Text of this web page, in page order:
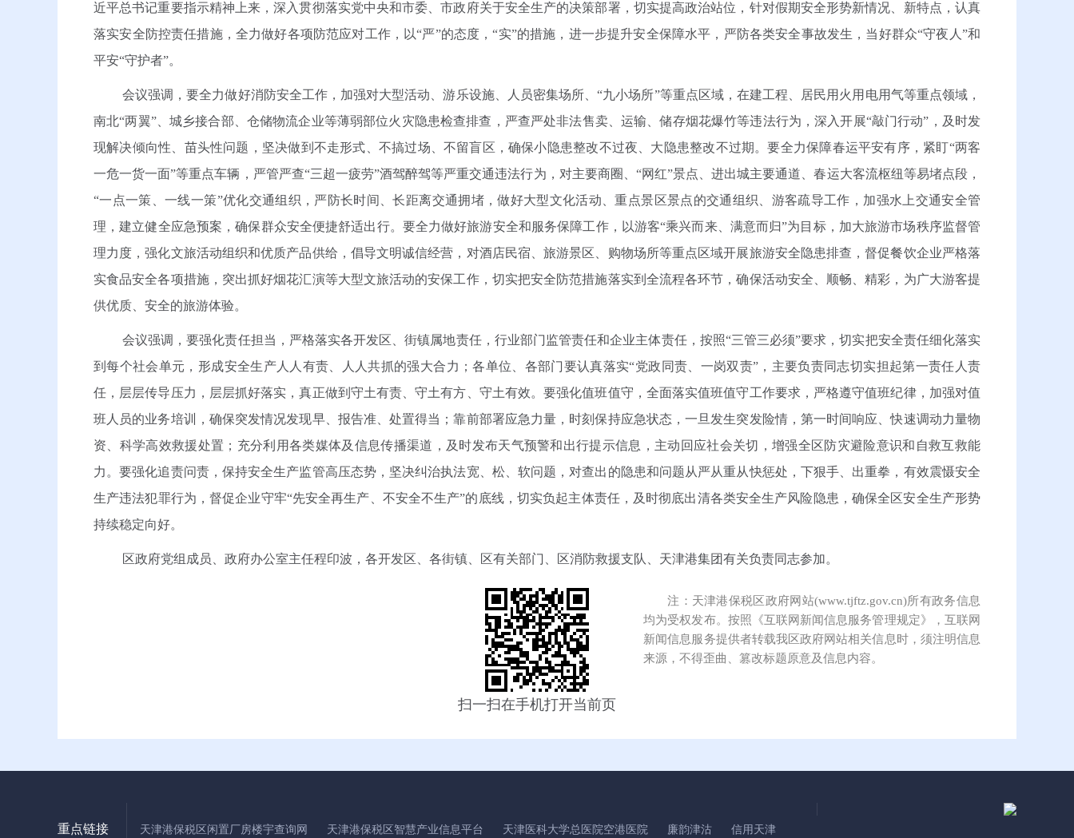
近平总书记重要指示精神上来，深入贯彻落实党中央和市委、市政府关于安全生产的决策部署，切实提高政治站位，针对假期安全形势新情况、新特点，认真
落实安全防控责任措施，全力做好各项防范应对工作，以“严”的态度，“实”的措施，进一步提升安全保障水平，严防各类安全事故发生，当好群众“守夜人”和
平安“守护者”。
会议强调，要全力做好消防安全工作，加强对大型活动、游乐设施、人员密集场所、“九小场所”等重点区域，在建工程、居民用火用电用气等重点领域，
南北“两翼”、城乡接合部、仓储物流企业等薄弱部位火灾隐患检查排查，严查严处非法售卖、运输、储存烟花爆竹等违法行为，深入开展“敲门行动”，及时发
现解决倾向性、苗头性问题，坚决做到不走形式、不搞过场、不留盲区，确保小隐患整改不过夜、大隐患整改不过期。要全力保障春运平安有序，紧盯“两客
一危一货一面”等重点车辆，严管严查“三超一疲劳”酒驾醉驾等严重交通违法行为，对主要商圈、“网红”景点、进出城主要通道、春运大客流枢纽等易堵点段，
“一点一策、一线一策”优化交通组织，严防长时间、长距离交通拥堵，做好大型文化活动、重点景区景点的交通组织、游客疏导工作，加强水上交通安全管
理，建立健全应急预案，确保群众安全便捷舒适出行。要全力做好旅游安全和服务保障工作，以游客“乘兴而来、满意而归”为目标，加大旅游市场秩序监督管
理力度，强化文旅活动组织和优质产品供给，倡导文明诚信经营，对酒店民宿、旅游景区、购物场所等重点区域开展旅游安全隐患排查，督促餐饮企业严格落
实食品安全各项措施，突出抓好烟花汇演等大型文旅活动的安保工作，切实把安全防范措施落实到全流程各环节，确保活动安全、顺畅、精彩，为广大游客提
供优质、安全的旅游体验。
会议强调，要强化责任担当，严格落实各开发区、街镇属地责任，行业部门监管责任和企业主体责任，按照“三管三必须”要求，切实把安全责任细化落实
到每个社会单元，形成安全生产人人有责、人人共抓的强大合力；各单位、各部门要认真落实“党政同责、一岗双责”，主要负责同志切实担起第一责任人责
任，层层传导压力，层层抓好落实，真正做到守土有责、守土有方、守土有效。要强化值班值守，全面落实值班值守工作要求，严格遵守值班纪律，加强对值
班人员的业务培训，确保突发情况发现早、报告准、处置得当；靠前部署应急力量，时刻保持应急状态，一旦发生突发险情，第一时间响应、快速调动力量物
资、科学高效救援处置；充分利用各类媒体及信息传播渠道，及时发布天气预警和出行提示信息，主动回应社会关切，增强全区防灾避险意识和自救互救能
力。要强化追责问责，保持安全生产监管高压态势，坚决纠治执法宽、松、软问题，对查出的隐患和问题从严从重从快惩处，下狠手、出重拳，有效震慑安全
生产违法犯罪行为，督促企业守牢“先安全再生产、不安全不生产”的底线，切实负起主体责任，及时彻底出清各类安全生产风险隐患，确保全区安全生产形势
持续稳定向好。
区政府党组成员、政府办公室主任程印波，各开发区、各街镇、区有关部门、区消防救援支队、天津港集团有关负责同志参加。
扫一扫在手机打开当前页
注：天津港保税区政府网站(www.tjftz.gov.cn)所有政务信息
均为受权发布。按照《互联网新闻信息服务管理规定》，互联网
新闻信息服务提供者转载我区政府网站相关信息时，须注明信息
来源，不得歪曲、篡改标题原意及信息内容。
重点链接 天津港保税区闲置厂房楼宇查询网 天津港保税区智慧产业信息平台 天津医科大学总医院空港医院 廉韵津沽 信用天津